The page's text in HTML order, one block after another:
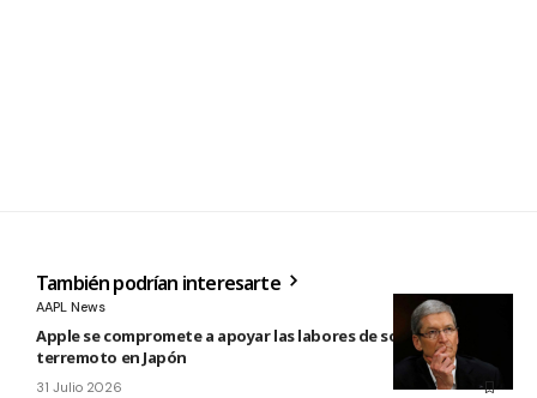
También podrían interesarte
AAPL News
Apple se compromete a apoyar las labores de socorro tras el
terremoto en Japón
31 Julio 2026